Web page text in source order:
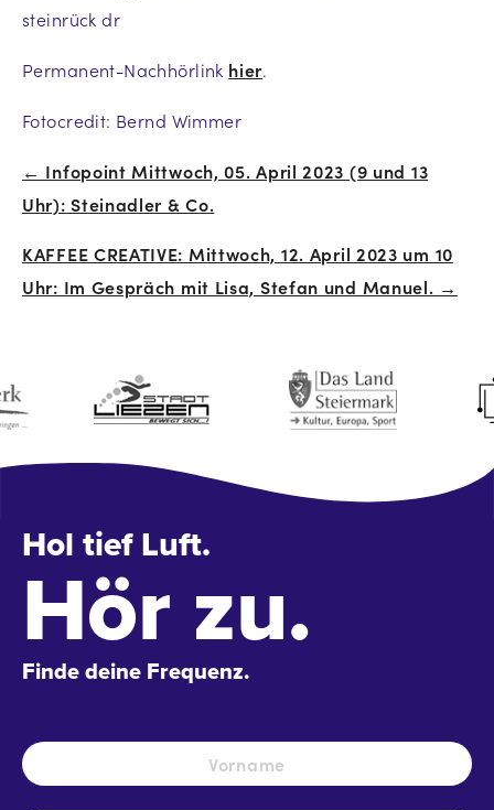
steinrück dr
Permanent-Nachhörlink hier.
Fotocredit: Bernd Wimmer
Beitrags-
← Infopoint Mittwoch, 05. April 2023 (9 und 13
Uhr): Steinadler & Co.
KAFFEE CREATIVE: Mittwoch, 12. April 2023 um 10
Uhr: Im Gespräch mit Lisa, Stefan und Manuel. →
Hol tief Luft.
Hör zu.
Finde deine Frequenz.
Name *